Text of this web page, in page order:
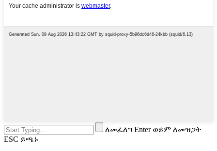
ለመፈለግ Enter ወይም ለመዝጋት
ESC ይጫኑ